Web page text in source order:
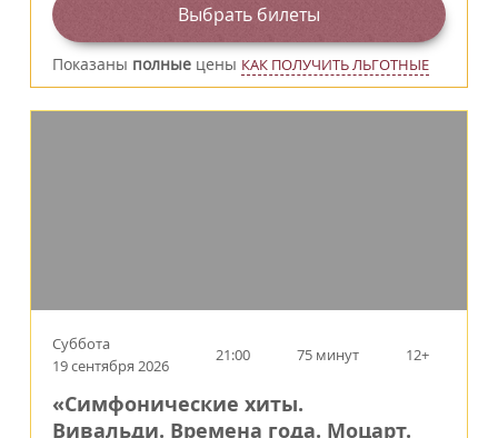
Выбрать билеты
Показаны полные цены КАК ПОЛУЧИТЬ ЛЬГОТНЫЕ
Суббота
19 сентября 2026
21:00 75 минут 12+
«Симфонические хиты.
Вивальди. Времена года. Моцарт.